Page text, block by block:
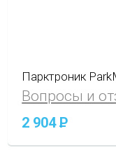
Парктроник
Вопросы и
2 904P